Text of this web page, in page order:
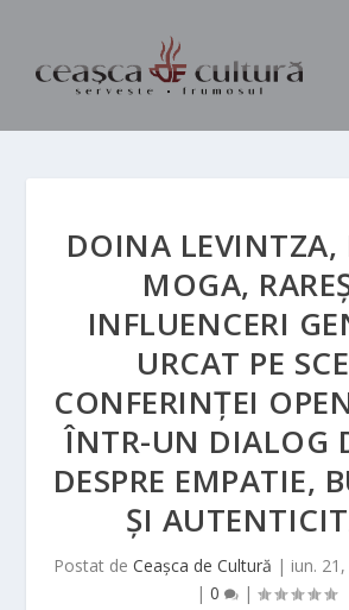
DOINA LEVINTZA,
MOGA,
INFLUENCERI
URCAT PE
CONFERINȚEI
ÎNTR-UN DIALOG
DESPRE EMPATIE,
ȘI
Postat de Ceașca de Cultură | iun.
| 0 |